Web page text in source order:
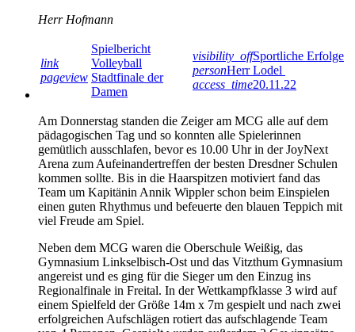
Herr Hofmann
link
pageview
Spielbericht
Volleyball
Stadtfinale der
Damen
visibility_offSportliche Erfolge
personHerr Lodel
access_time20.11.22
Am Donnerstag standen die Zeiger am MCG alle auf dem
pädagogischen Tag und so konnten alle Spielerinnen
gemütlich ausschlafen, bevor es 10.00 Uhr in der JoyNext
Arena zum Aufeinandertreffen der besten Dresdner Schulen
kommen sollte. Bis in die Haarspitzen motiviert fand das
Team um Kapitänin Annik Wippler schon beim Einspielen
einen guten Rhythmus und befeuerte den blauen Teppich mit
viel Freude am Spiel.
Neben dem MCG waren die Oberschule Weißig, das
Gymnasium Linkselbisch-Ost und das Vitzthum Gymnasium
angereist und es ging für die Sieger um den Einzug ins
Regionalfinale in Freital. In der Wettkampfklasse 3 wird auf
einem Spielfeld der Größe 14m x 7m gespielt und nach zwei
erfolgreichen Aufschlägen rotiert das aufschlagende Team